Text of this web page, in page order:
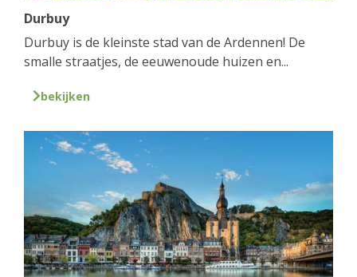
Durbuy
Durbuy is de kleinste stad van de Ardennen! De
smalle straatjes, de eeuwenoude huizen en...
bekijken